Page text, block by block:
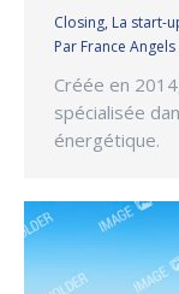
Closing, La start-
Par France Angels
Créée en
spécialisée
énergétique.